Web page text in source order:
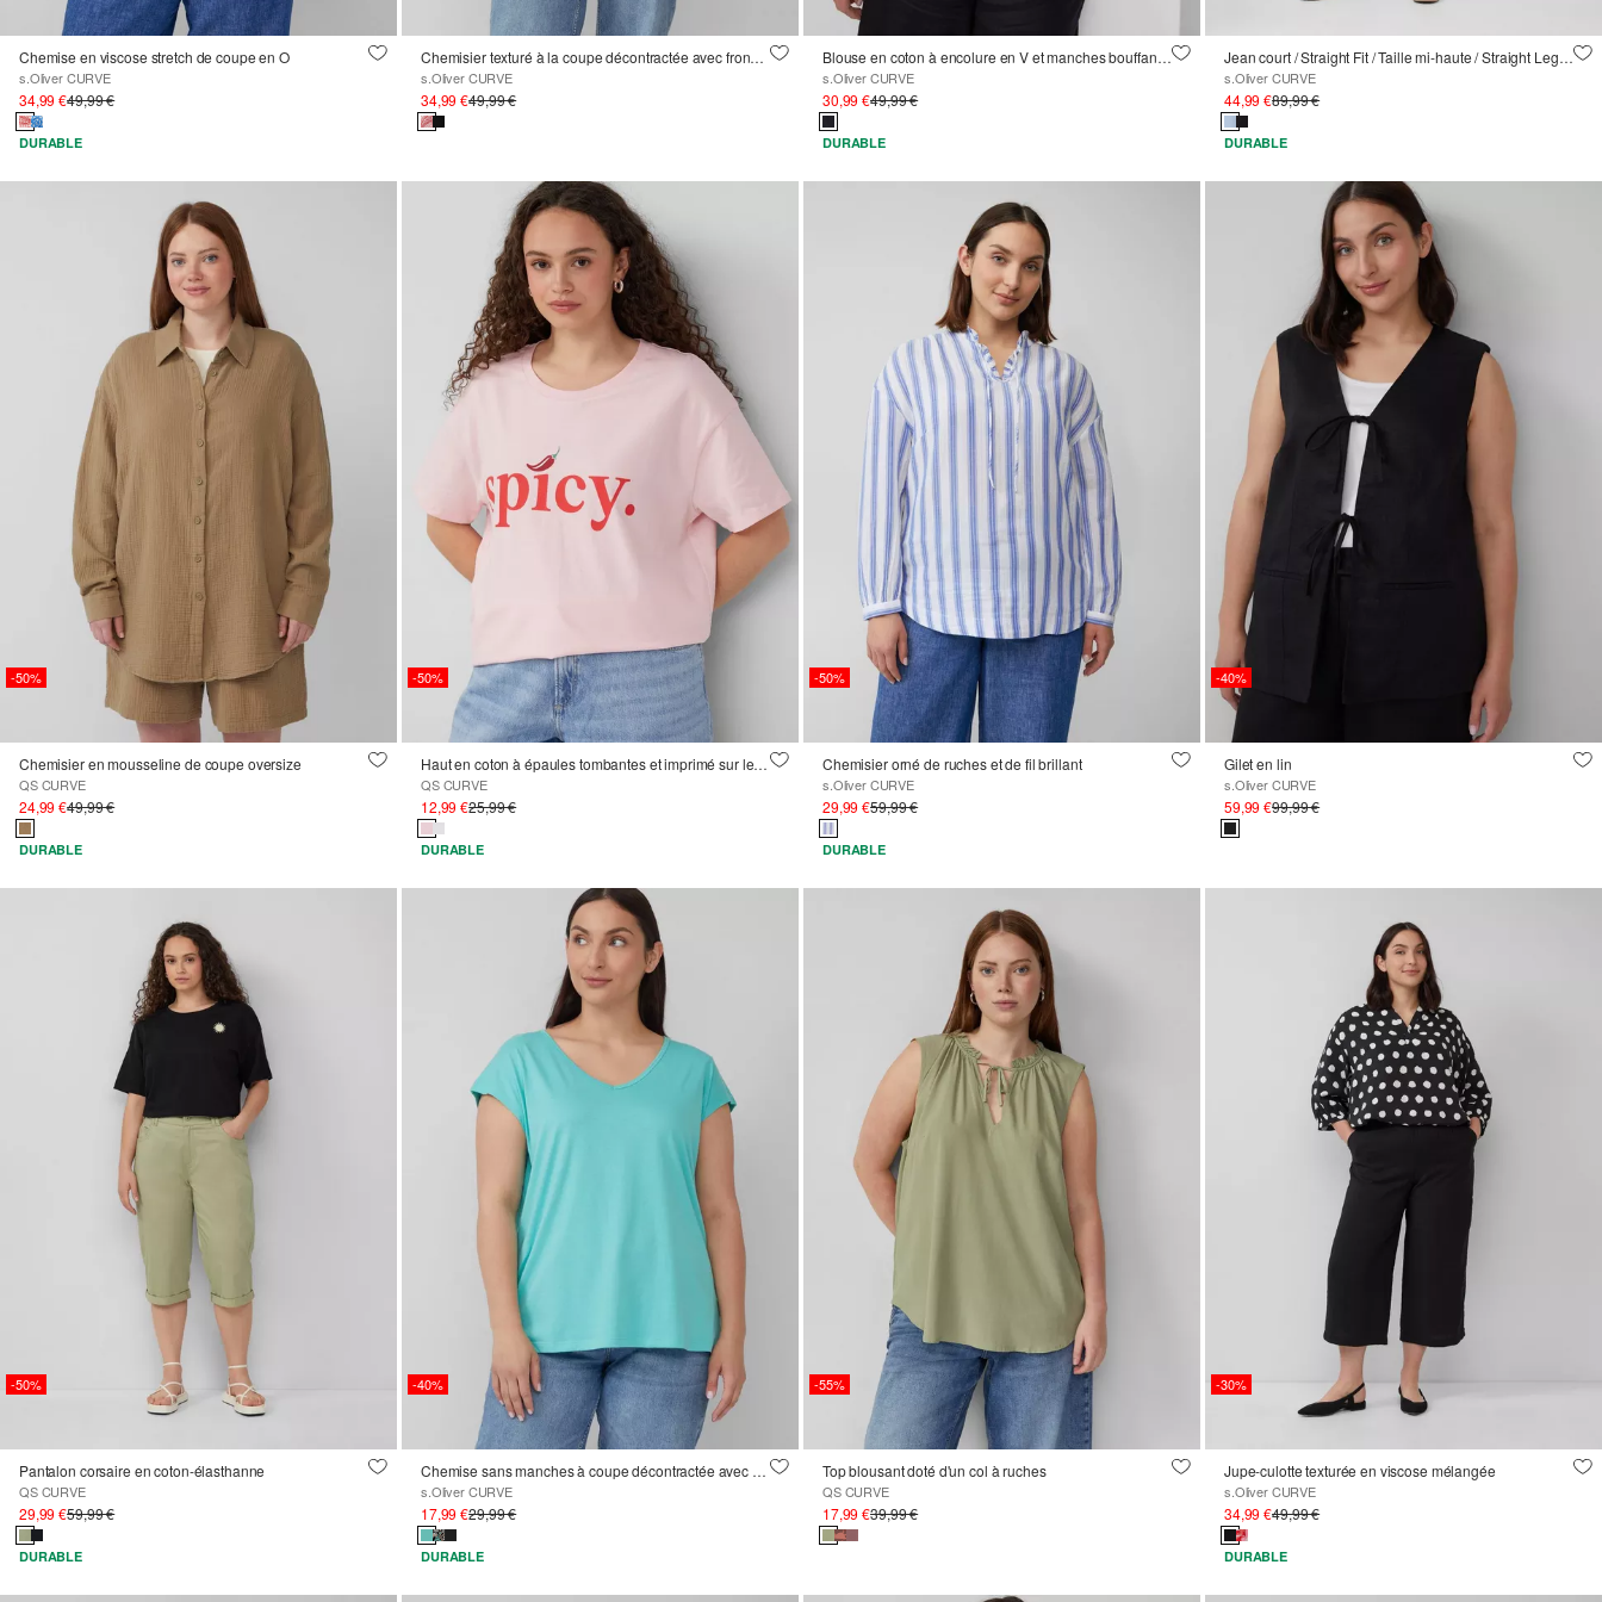
Chemise en viscose stretch de coupe en O
s.Oliver CURVE
34,99 €49,99 €
DURABLE
Chemisier texturé à la coupe décontractée avec fronces et manches raglan
s.Oliver CURVE
34,99 €49,99 €
Blouse en coton à encolure en V et manches bouffantes
s.Oliver CURVE
30,99 €49,99 €
DURABLE
Jean court / Straight Fit / Taille mi-haute / Straight Leg / bord brut
s.Oliver CURVE
44,99 €89,99 €
DURABLE
-50%
Chemisier en mousseline de coupe oversize
QS CURVE
24,99 €49,99 €
DURABLE
-50%
Haut en coton à épaules tombantes et imprimé sur le devant
QS CURVE
12,99 €25,99 €
DURABLE
-50%
Chemisier orné de ruches et de fil brillant
s.Oliver CURVE
29,99 €59,99 €
DURABLE
-40%
Gilet en lin
s.Oliver CURVE
59,99 €99,99 €
-50%
Pantalon corsaire en coton-élasthanne
QS CURVE
29,99 €59,99 €
DURABLE
-40%
Chemise sans manches à coupe décontractée avec découpe et nœud
s.Oliver CURVE
17,99 €29,99 €
DURABLE
-55%
Top blousant doté d'un col à ruches
QS CURVE
17,99 €39,99 €
-30%
Jupe-culotte texturée en viscose mélangée
s.Oliver CURVE
34,99 €49,99 €
DURABLE